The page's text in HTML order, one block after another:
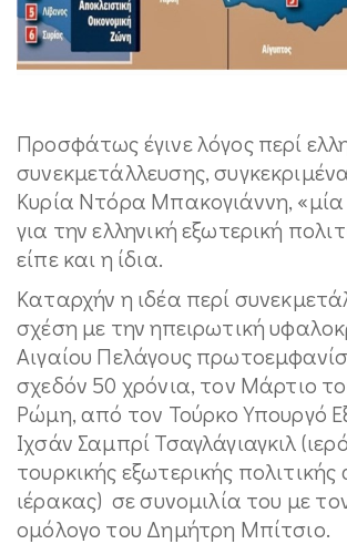
Προσφάτως έγινε λόγος περί
συνεκμετάλλευσης,
Κυρία Ντόρα Μπακογιάννη,
για την ελληνική εξωτερική
είπε και η ίδια.
Καταρχήν η ιδέα περί
σχέση με την ηπειρωτική
Αιγαίου Πελάγους
σχεδόν 50 χρόνια, τον Μάρτιο
Ρώμη, από τον Τούρκο Υπουργό
Ιχσάν Σαμπρί Τσαγλάγιαγκιλ
τουρκικής εξωτερικής πολιτικής
ιέρακας) σε συνομιλία του με
ομόλογο του Δημήτρη Μπίτσιο.